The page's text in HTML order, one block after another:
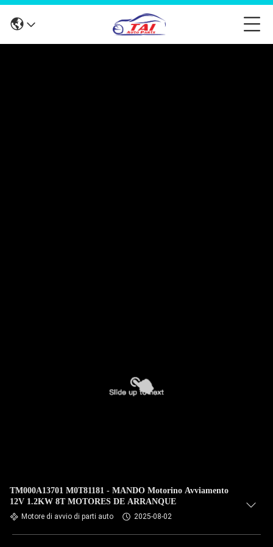
TM000A13701 M0T81181 - MANDO Motorino Avviamento
12V 1.2KW 8T MOTORES DE ARRANQUE
Motore di avvio di parti auto 2025-08-02